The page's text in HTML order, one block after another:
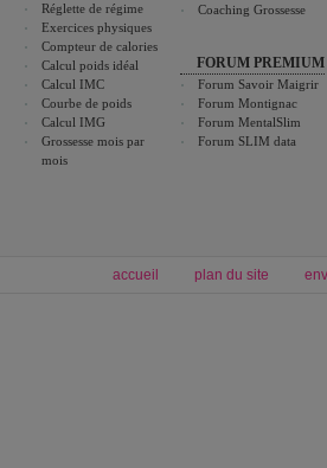
Réglette de régime
Exercices physiques
Compteur de calories
Calcul poids idéal
Calcul IMC
Courbe de poids
Calcul IMG
Grossesse mois par
mois
Coaching Grossesse
FORUM PREMIUM
Forum Savoir Maigrir
Forum Montignac
Forum MentalSlim
Forum SLIM data
accueil plan du site